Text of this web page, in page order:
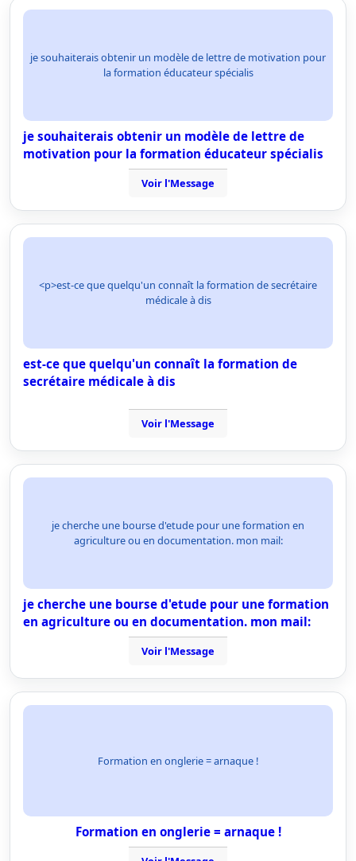
je souhaiterais obtenir un modèle de lettre de motivation pour
la formation éducateur spécialis
je souhaiterais obtenir un modèle de lettre de
motivation pour la formation éducateur spécialis
Voir l'Message
<p>est-ce que quelqu'un connaît la formation de secrétaire
médicale à dis
est-ce que quelqu'un connaît la formation de
secrétaire médicale à dis
Voir l'Message
je cherche une bourse d'etude pour une formation en
agriculture ou en documentation. mon mail:
je cherche une bourse d'etude pour une formation
en agriculture ou en documentation. mon mail:
Voir l'Message
Formation en onglerie = arnaque !
Formation en onglerie = arnaque !